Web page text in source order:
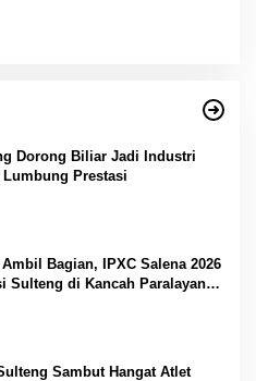
Dorong Biliar Jadi Industri
Prestasi
Bagian, IPXC Salena 2026
Sulteng di Kancah Paralayang
Sambut Hangat Atlet